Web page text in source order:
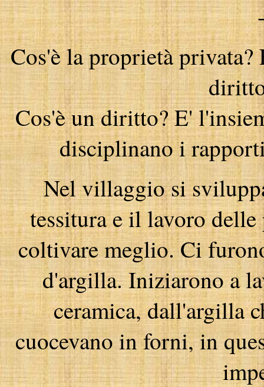
Cos'è la proprietà
Cos'è un diritto? E'
disciplinano i
Nel villaggio si
tessitura e il lavoro
coltivare meglio. Ci
d'argilla. Iniziarono a
ceramica, dall'argilla
cuocevano in forni, in